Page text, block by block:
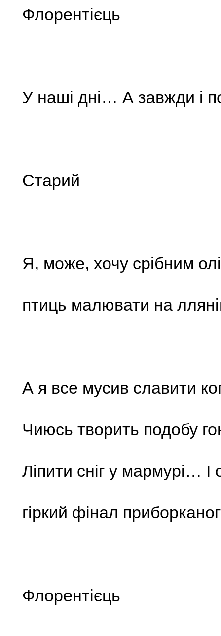
Флорентієць
У наші дні… А завжди і
Старий
Я, може, хочу срібним
птиць малювати на
А я все мусив славити
Чиюсь творить подобу
Ліпити сніг у мармурі…
гіркий фінал
Флорентієць